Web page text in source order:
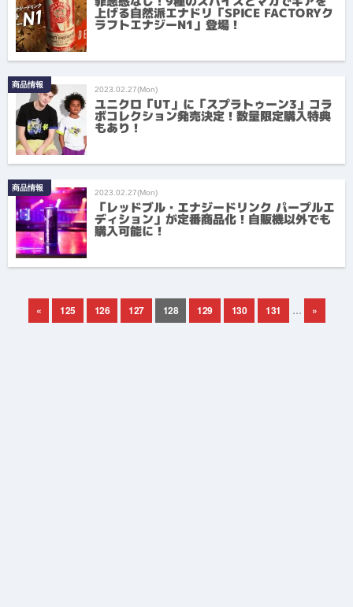
上げる自然派エナドリ「SPICE FACTORYク
ラフトエナジーN1」登場！
商品情報 2023.02.27(Mon)
ユニクロ「UT」に「スプラトゥーン3」コラ
ボコレクション発売決定！数量限定購入特典
もあり！
商品情報 2023.02.27(Mon)
「レッドブル・エナジードリンク パープルエ
ディション」が定番商品化！自販機以外でも
購入可能に！
« 125 126 127 128 129 130 131 … »